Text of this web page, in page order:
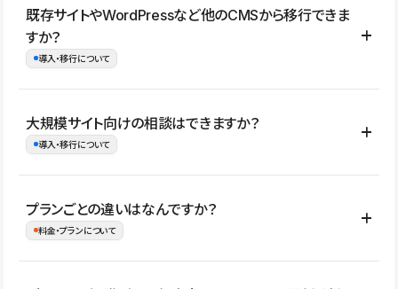
コーポレートサイト、サービスサイト、LP、採用サイト、ブロ
グ・メディア、イベントサイト、店舗・商品紹介サイト、ポートフ
ォリオなど幅広く制作できます。
既存サイトやWordPressなど他のCMSから移行できま
すか？
導入・移行について
はい。既存サイトの構成やコンテンツ、URLを整理したうえで、
Studio上に再構築する形で移行できます。 WordPressの場合は、
イト全体のデザインや設定がそのまま移行されるわけではないた
め、移行後にページ構成やデザイン、CMS設計、URL・リダイレク
大規模サイト向けの相談はできますか？
導入・移行について
はい。アクセス規模が大きいサイトや、複数部門での運用、権限管
理、セキュリティ確認、既存システムとの連携など、個別の要件が
プランごとの違いはなんですか？
料金・プランについて